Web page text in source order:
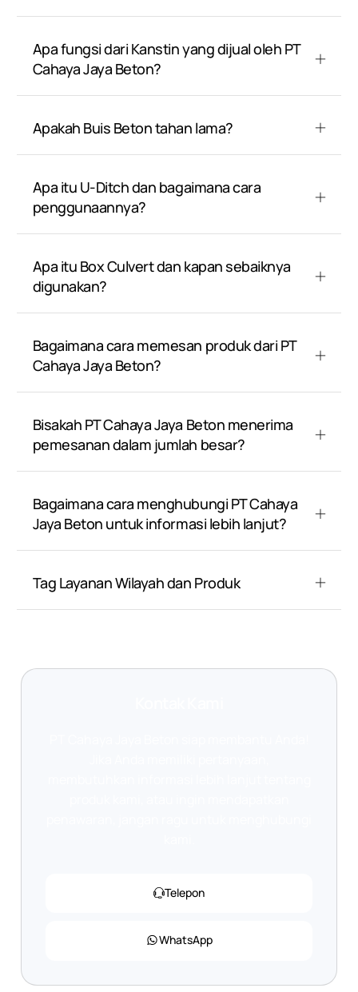
Apa fungsi dari Kanstin yang dijual oleh PT
Cahaya Jaya Beton?
Apakah Buis Beton tahan lama?
Apa itu U-Ditch dan bagaimana cara
penggunaannya?
Apa itu Box Culvert dan kapan sebaiknya
digunakan?
Bagaimana cara memesan produk dari PT
Cahaya Jaya Beton?
Bisakah PT Cahaya Jaya Beton menerima
pemesanan dalam jumlah besar?
Bagaimana cara menghubungi PT Cahaya
Jaya Beton untuk informasi lebih lanjut?
Tag Layanan Wilayah dan Produk
Telepon
WhatsApp